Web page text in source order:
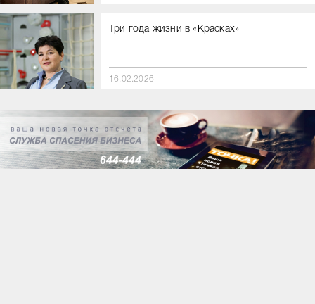
Три года жизни в «Красках»
16.02.2026